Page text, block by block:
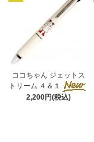
ココちゃん ジェットス
トリーム ４＆１
2,200円(税込)